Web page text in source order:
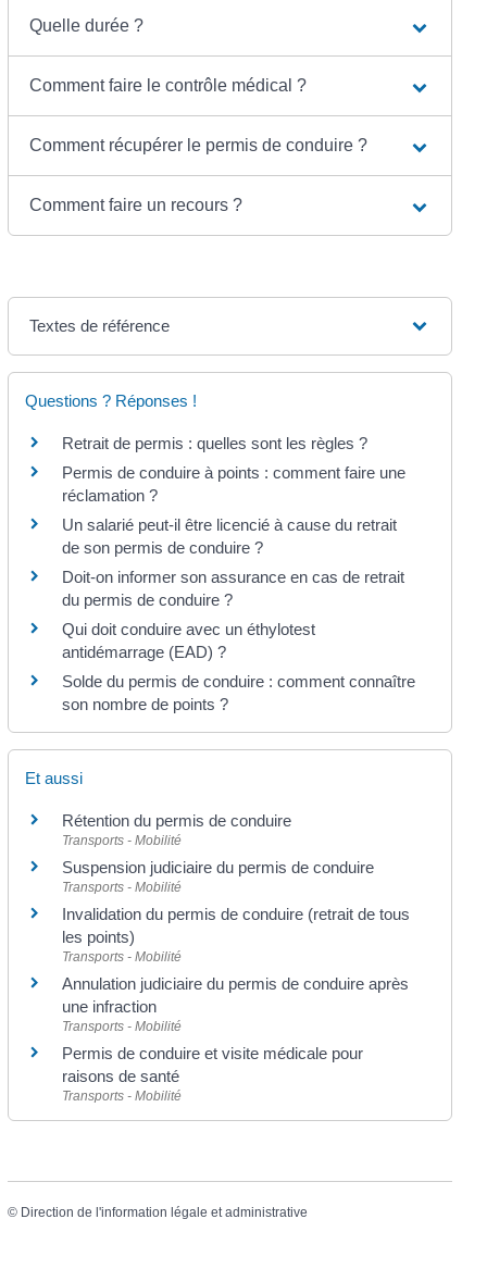
Quelle durée ?
Comment faire le contrôle médical ?
Comment récupérer le permis de conduire ?
Comment faire un recours ?
Textes de référence
Questions ? Réponses !
Retrait de permis : quelles sont les règles ?
Permis de conduire à points : comment faire une
réclamation ?
Un salarié peut-il être licencié à cause du retrait
de son permis de conduire ?
Doit-on informer son assurance en cas de retrait
du permis de conduire ?
Qui doit conduire avec un éthylotest
antidémarrage (EAD) ?
Solde du permis de conduire : comment connaître
son nombre de points ?
Et aussi
Rétention du permis de conduire
Transports - Mobilité
Suspension judiciaire du permis de conduire
Transports - Mobilité
Invalidation du permis de conduire (retrait de tous
les points)
Transports - Mobilité
Annulation judiciaire du permis de conduire après
une infraction
Transports - Mobilité
Permis de conduire et visite médicale pour
raisons de santé
Transports - Mobilité
© Direction de l'information légale et administrative